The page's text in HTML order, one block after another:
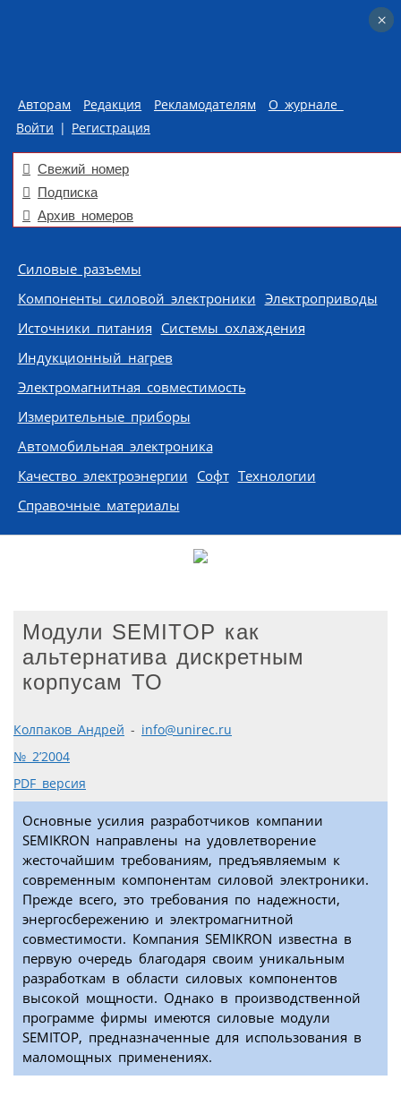
Авторам Редакция Рекламодателям
О журнале
Войти | Регистрация
Свежий номер
Подписка
Архив номеров
Skip to content
Силовые разъемы
Компоненты силовой электроники Электроприводы
Источники питания Системы охлаждения
Индукционный нагрев
Электромагнитная совместимость
Измерительные приборы
Автомобильная электроника
Качество электроэнергии Софт Технологии
Справочные материалы
Модули SEMITOP как
альтернатива дискретным
корпусам ТО
Колпаков Андрей - info@unirec.ru
№ 2’2004
PDF версия
Основные усилия разработчиков компании
SEMIKRON направлены на удовлетворение
жесточайшим требованиям, предъявляемым к
современным компонентам силовой электроники.
Прежде всего, это требования по надежности,
энергосбережению и электромагнитной
совместимости. Компания SEMIKRON известна в
первую очередь благодаря своим уникальным
разработкам в области силовых компонентов
высокой мощности. Однако в производственной
программе фирмы имеются силовые модули
SEMITOP, предназначенные для использования в
маломощных применениях.
×
×